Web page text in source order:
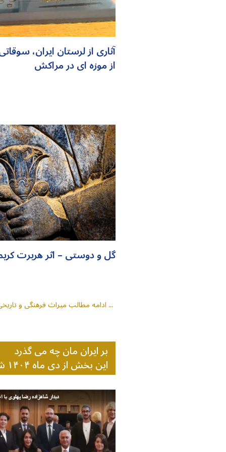
آثاری از لرستان ایران،
از موزه ای در مراکش
گل و دوستی – اثر هربرت
ادامه مطالب میراث فرهنگی و تاریخی ...
بر ایران مان چه می گذرد
این بخش از دی ماه ۱۴۰۴ شروع شده است و تا آزادی ایران ادامه خواهد داشت